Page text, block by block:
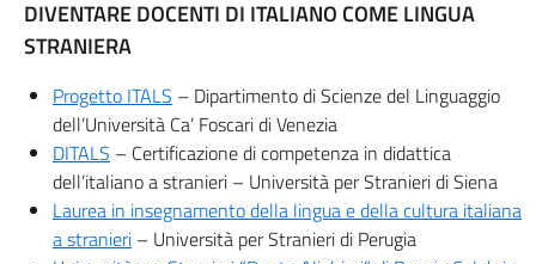
DIVENTARE DOCENTI DI ITALIANO COME LINGUA
STRANIERA
Progetto ITALS – Dipartimento di Scienze del Linguaggio
dell’Università Ca’ Foscari di Venezia
DITALS – Certificazione di competenza in didattica
dell’italiano a stranieri – Università per Stranieri di Siena
Laurea in insegnamento della lingua e della cultura italiana
a stranieri – Università per Stranieri di Perugia